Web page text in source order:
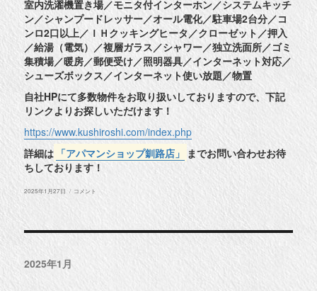
室内洗濯機置き場／モニタ付インターホン／システムキッチ
ン／シャンプードレッサー／オール電化／駐車場2台分／コ
ンロ2口以上／ＩＨクッキングヒータ／クローゼット／押入
／給湯（電気）／複層ガラス／シャワー／独立洗面所／ゴミ
集積場／暖房／郵便受け／照明器具／インターネット対応／
シューズボックス／インターネット使い放題／物置
自社HPにて多数物件をお取り扱いしておりますので、下記
リンクよりお探しいただけます！
https://www.kushiroshi.com/index.php
詳細は 「アパマンショップ釧路店」
までお問い合わせお待
ちしております！
投
日:
2025年1月27日
◆
コメント
2025年1月